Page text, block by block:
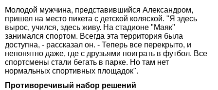
Молодой мужчина, представившийся Александром,
пришел на место пикета с детской коляской. "Я здесь
вырос, учился, здесь живу. На стадионе "Маяк"
занимался спортом. Всегда эта территория была
доступна, - рассказал он. - Теперь все перекрыто, и
непонятно даже, где с друзьями поиграть в футбол. Все
спортсмены стали бегать в парке. Но там нет
нормальных спортивных площадок".
Противоречивый набор решений